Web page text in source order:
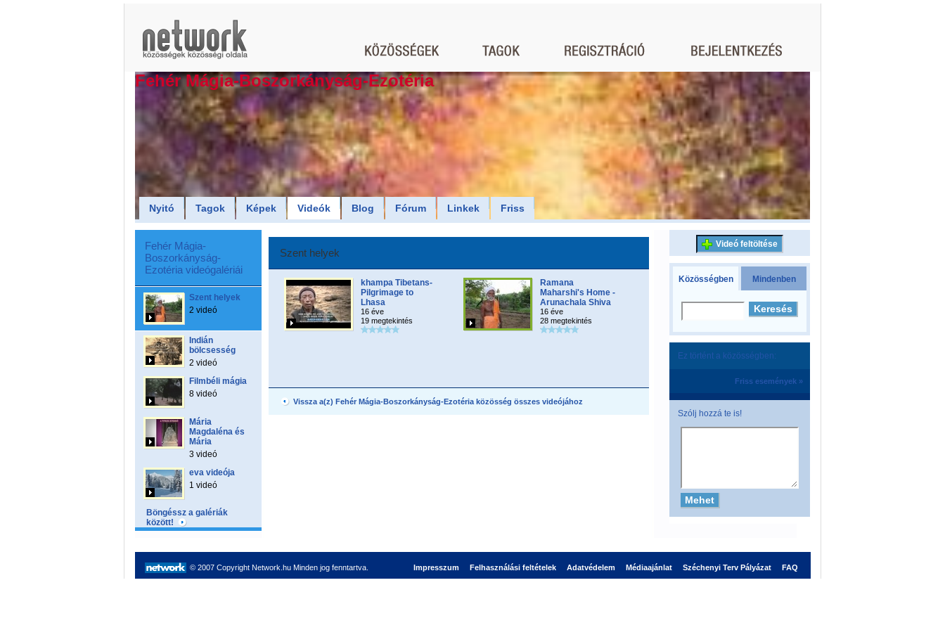
Fehér Mágia-Boszorkányság-Ezotéria
Nyitó Tagok Képek Videók Blog Fórum Linkek Friss
Fehér Mágia-
Boszorkányság-
Ezotéria videógalériái
Szent helyek
2 videó
Indián
bölcsesség
2 videó
Filmbéli mágia
8 videó
Mária
Magdaléna és
Mária
3 videó
eva videója
1 videó
Böngéssz a galériák
között!
Szent helyek
khampa Tibetans-
Pilgrimage to
Lhasa
16 éve
19 megtekintés
Ramana
Maharshi's Home -
Arunachala Shiva
16 éve
28 megtekintés
Vissza a(z) Fehér Mágia-Boszorkányság-Ezotéria közösség összes videójához
Videó feltöltése
Közösségben Mindenben
Ez történt a közösségben:
Friss események »
Szólj hozzá te is!
© 2007 Copyright Network.hu Minden jog fenntartva. Impresszum Felhasználási feltételek Adatvédelem Médiaajánlat Széchenyi Terv Pályázat FAQ